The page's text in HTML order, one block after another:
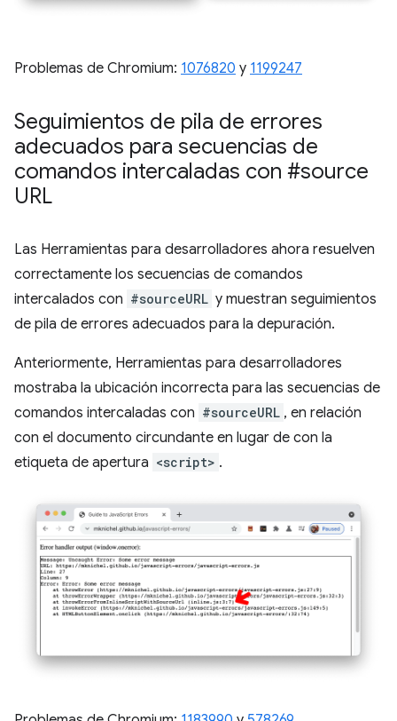
Problemas de Chromium: 1076820 y ​​ 1199247
Seguimientos de pila de errores
adecuados para secuencias de
comandos intercaladas con #source
URL
Las Herramientas para desarrolladores ahora resuelven
correctamente los secuencias de comandos
intercalados con #sourceURL y muestran seguimientos
de pila de errores adecuados para la depuración.
Anteriormente, Herramientas para desarrolladores
mostraba la ubicación incorrecta para las secuencias de
comandos intercaladas con #sourceURL , en relación
con el documento circundante en lugar de con la
etiqueta de apertura <script> .